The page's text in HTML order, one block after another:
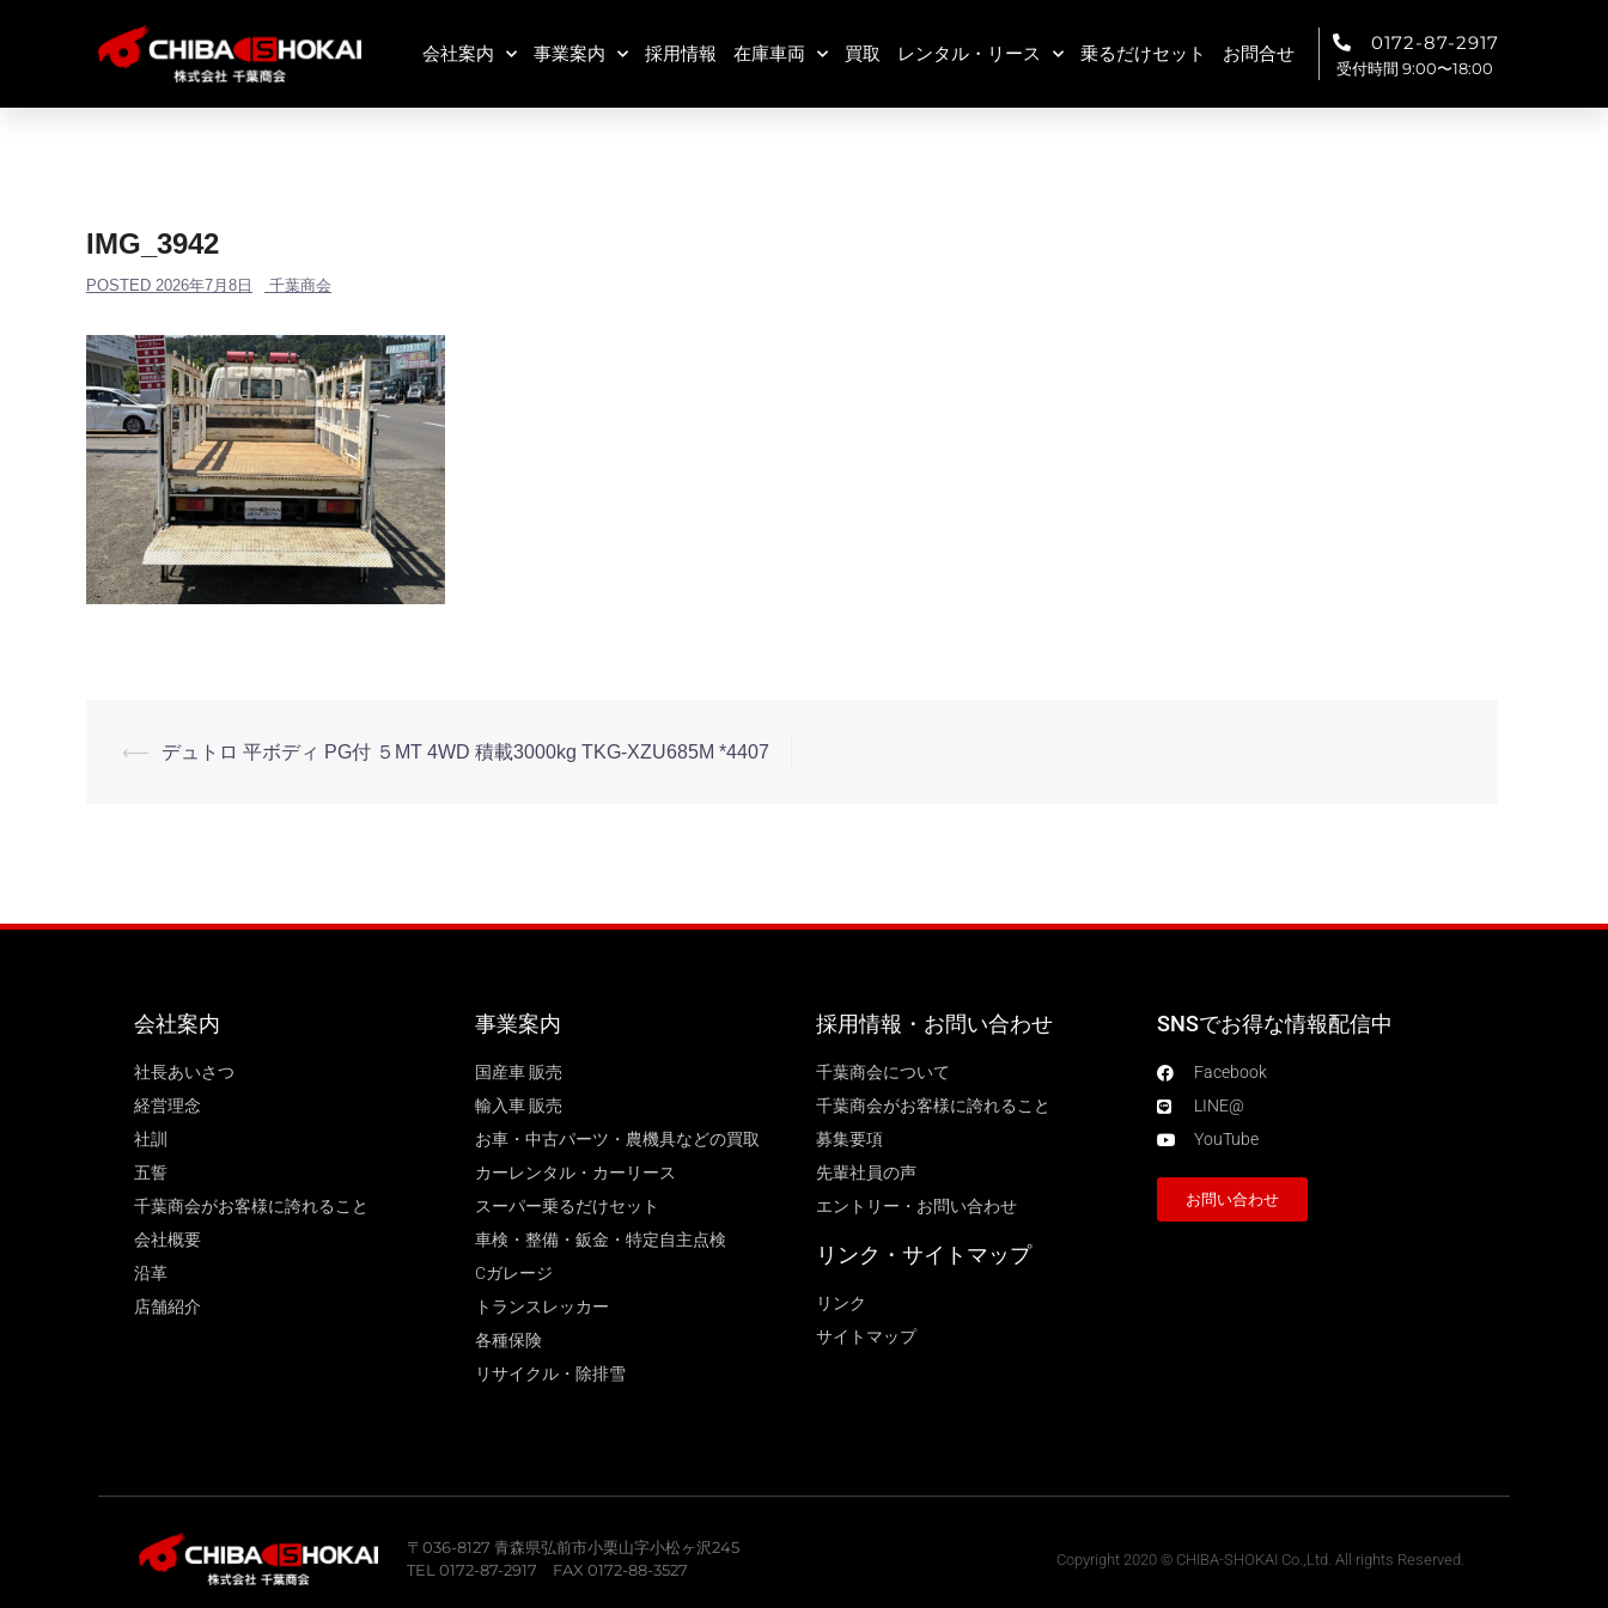
会社案内 事業案内 採用情報 在庫車両 買取 レンタル・リース 乗るだけセット お問合せ 0172-87-2917
受付時間 9:00〜18:00
IMG_3942
POSTED 2026年7月8日 千葉商会
⟵ デュトロ 平ボディ PG付 ５MT 4WD 積載3000kg TKG-XZU685M *4407
会社案内
社長あいさつ
経営理念
社訓
五誓
千葉商会がお客様に誇れること
会社概要
沿革
店舗紹介
事業案内
国産車 販売
輸入車 販売
お車・中古パーツ・農機具などの買取
カーレンタル・カーリース
スーパー乗るだけセット
車検・整備・鈑金・特定自主点検
Cガレージ
トランスレッカー
各種保険
リサイクル・除排雪
採用情報・お問い合わせ
千葉商会について
千葉商会がお客様に誇れること​
募集要項
先輩社員の声
エントリー・お問い合わせ
リンク・サイトマップ
リンク
サイトマップ
SNSでお得な情報配信中
Facebook
LINE@
YouTube
お問い合わせ
〒036-8127 青森県弘前市小栗山字小松ヶ沢245
TEL 0172-87-2917 FAX 0172-88-3527
Copyright 2020 © CHIBA-SHOKAI Co.,Ltd. All rights Reserved.